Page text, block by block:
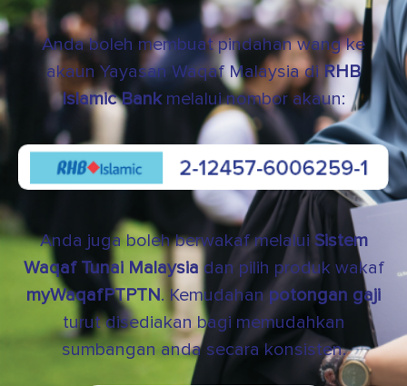
Anda boleh membuat pindahan wang ke
akaun Yayasan Waqaf Malaysia di RHB
Islamic Bankmelalui nombor akaun:
Anda juga boleh berwakaf melalui Sistem
Waqaf Tunai Malaysia dan pilih produk wakaf
myWaqafPTPTN. Kemudahanpotongan gaji
turut disediakan bagi memudahkan
sumbangan anda secara konsisten.